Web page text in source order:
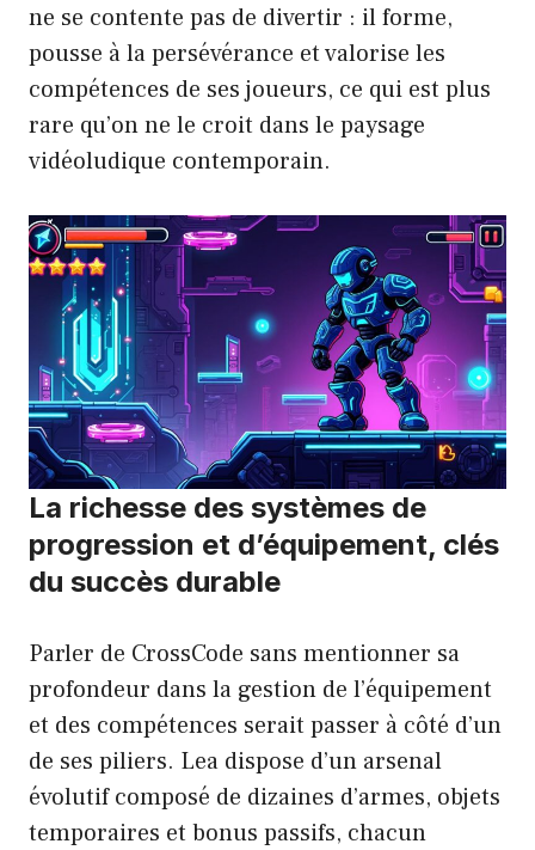
ne se contente pas de divertir : il forme,
pousse à la persévérance et valorise les
compétences de ses joueurs, ce qui est plus
rare qu’on ne le croit dans le paysage
vidéoludique contemporain.
La richesse des systèmes de
progression et d’équipement, clés
du succès durable
Parler de CrossCode sans mentionner sa
profondeur dans la gestion de l’équipement
et des compétences serait passer à côté d’un
de ses piliers. Lea dispose d’un arsenal
évolutif composé de dizaines d’armes, objets
temporaires et bonus passifs, chacun